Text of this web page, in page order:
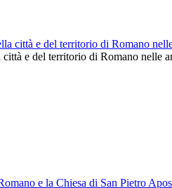
e del territorio di Romano nelle